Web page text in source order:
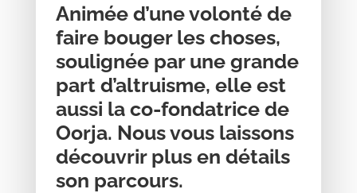
Animée d’une volonté de
faire bouger les choses,
soulignée par une grande
part d’altruisme, elle est
aussi la co-fondatrice de
Oorja. Nous vous laissons
découvrir plus en détails
son parcours.